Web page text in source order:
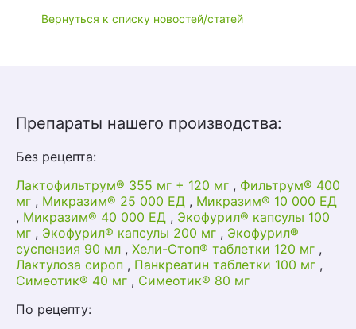
Вернуться к списку новостей/статей
Препараты нашего производства:
Без рецепта:
Лактофильтрум® 355 мг + 120 мг , Фильтрум® 400
мг , Микразим® 25 000 ЕД , Микразим® 10 000 ЕД
, Микразим® 40 000 ЕД , Экофурил® капсулы 100
мг , Экофурил® капсулы 200 мг , Экофурил®
суспензия 90 мл , Хели-Стоп® таблетки 120 мг ,
Лактулоза сироп , Панкреатин таблетки 100 мг ,
Симеотик® 40 мг , Симеотик® 80 мг
По рецепту: